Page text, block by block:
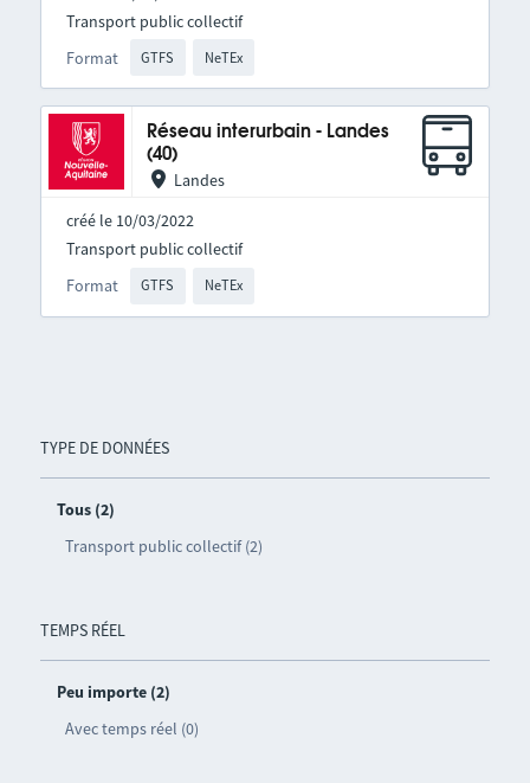
TYPE DE DONNÉES
Tous (2)
Transport public collectif (2)
TEMPS RÉEL
Peu importe (2)
Avec temps réel (0)
Format GTFS NeTEx
Transport public collectif
Réseau interurbain - Landes
(40)
Landes
créé le 10/03/2022
Format GTFS NeTEx
Transport public collectif